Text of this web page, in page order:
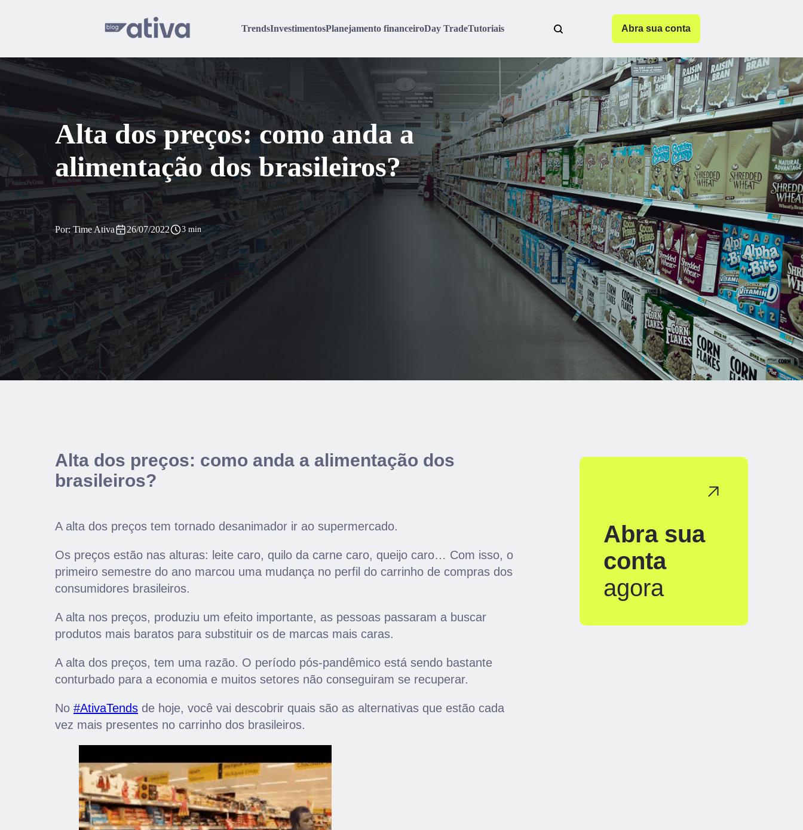
TrendsInvestimentosPlanejamento financeiroDay TradeTutoriais Abra sua conta
Alta dos preços: como anda a
alimentação dos brasileiros?
Por: Time Ativa 26/07/2022 3 min
Alta dos preços: como anda a alimentação dos
brasileiros?
A alta dos preços tem tornado desanimador ir ao supermercado.
Os preços estão nas alturas: leite caro, quilo da carne caro, queijo caro… Com isso, o
primeiro semestre do ano marcou uma mudança no perfil do carrinho de compras dos
consumidores brasileiros.
A alta nos preços, produziu um efeito importante, as pessoas passaram a buscar
produtos mais baratos para substituir os de marcas mais caras.
A alta dos preços, tem uma razão. O período pós-pandêmico está sendo bastante
conturbado para a economia e muitos setores não conseguiram se recuperar.
No #AtivaTends de hoje, você vai descobrir quais são as alternativas que estão cada
vez mais presentes no carrinho dos brasileiros.
Abra sua
conta
agora